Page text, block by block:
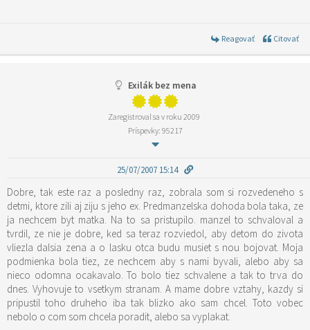
Reagovať Citovať
Exilák bez mena
Zaregistroval sa v roku 2009
Príspevky: 95217
25/07/2007 15:14
Dobre, tak este raz a posledny raz, zobrala som si rozvedeneho s
detmi, ktore zili aj ziju s jeho ex. Predmanzelska dohoda bola taka, ze
ja nechcem byt matka. Na to sa pristupilo. manzel to schvaloval a
tvrdil, ze nie je dobre, ked sa teraz rozviedol, aby detom do zivota
vliezla dalsia zena a o lasku otca budu musiet s nou bojovat. Moja
podmienka bola tiez, ze nechcem aby s nami byvali, alebo aby sa
nieco odomna ocakavalo. To bolo tiez schvalene a tak to trva do
dnes. Vyhovuje to vsetkym stranam. A mame dobre vztahy, kazdy si
pripustil toho druheho iba tak blizko ako sam chcel. Toto vobec
nebolo o com som chcela poradit, alebo sa vyplakat.